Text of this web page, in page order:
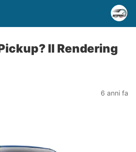
Il Rendering
6 anni fa